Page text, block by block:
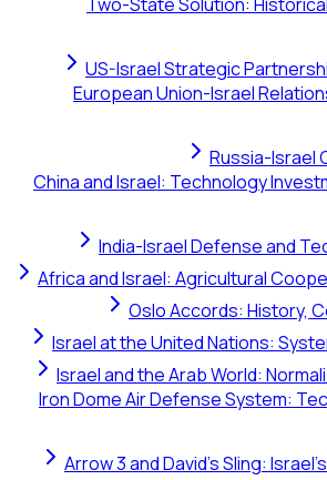
US-Israel Strategic
European Union-Israel
Russia-Israel
China and Israel: Technology
India-Israel Defense and
Africa and Israel: Agricultural
Oslo Accords: History,
Israel at the United Nations:
Israel and the Arab World:
Iron Dome Air Defense System:
Arrow 3 and David's Sling: